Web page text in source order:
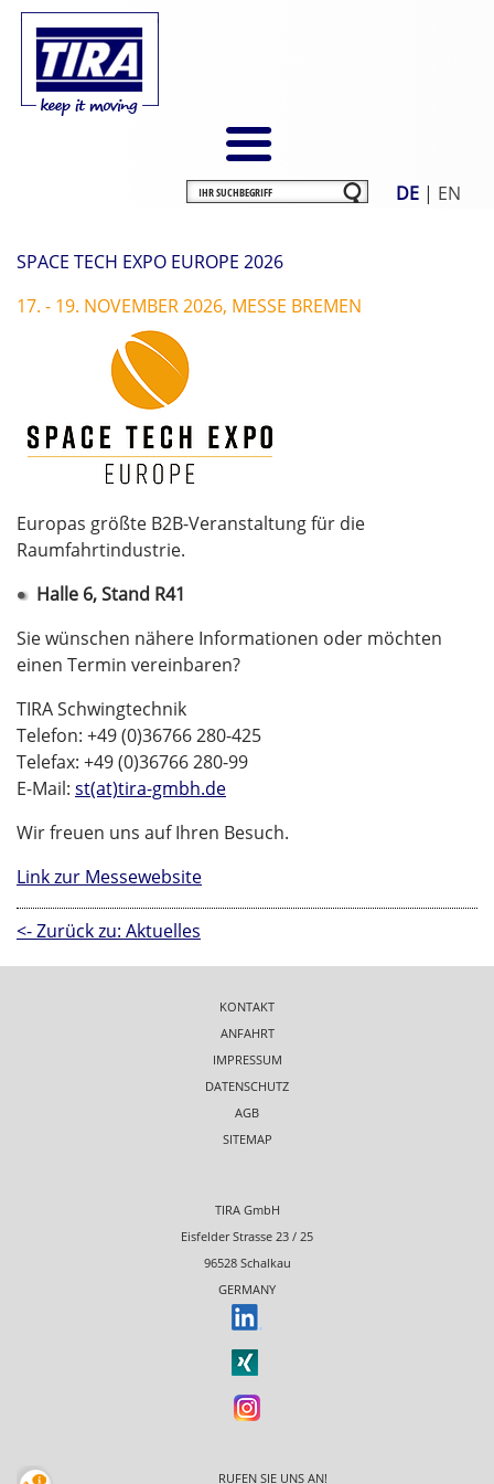
DE | EN
SPACE TECH EXPO EUROPE 2026
17. - 19. NOVEMBER 2026, MESSE BREMEN
Europas größte B2B-Veranstaltung für die
Raumfahrtindustrie.
Halle 6, Stand R41
Sie wünschen nähere Informationen oder möchten
einen Termin vereinbaren?
TIRA Schwingtechnik
Telefon: +49 (0)36766 280-425
Telefax: +49 (0)36766 280-99
E-Mail: st(at)tira-gmbh.de
Wir freuen uns auf Ihren Besuch.
Link zur Messewebsite
<- Zurück zu: Aktuelles
KONTAKT
ANFAHRT
IMPRESSUM
DATENSCHUTZ
AGB
SITEMAP
TIRA GmbH
Eisfelder Strasse 23 / 25
96528 Schalkau
GERMANY
RUFEN SIE UNS AN!